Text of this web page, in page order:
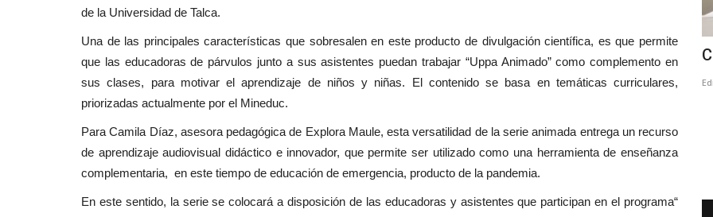
de la Universidad de Talca.
Una de las principales características que sobresalen en este producto de divulgación científica, es que permite
que las educadoras de párvulos junto a sus asistentes puedan trabajar “Uppa Animado” como complemento en
sus clases, para motivar el aprendizaje de niños y niñas. El contenido se basa en temáticas curriculares,
priorizadas actualmente por el Mineduc.
Para Camila Díaz, asesora pedagógica de Explora Maule, esta versatilidad de la serie animada entrega un recurso
de aprendizaje audiovisual didáctico e innovador, que permite ser utilizado como una herramienta de enseñanza
complementaria, en este tiempo de educación de emergencia, producto de la pandemia.
En este sentido, la serie se colocará a disposición de las educadoras y asistentes que participan en el programa“
evaluación
técnica que
Linares: alcalde Mario Meza confirma
realización de la...
Editora Agosto 5, 2026 934
El jefe comunal, dijo tener la convicción que el Concejo
Municipal aprobará el Programa...
Abogado Salvador Concha: Marcelo
Campos Vergara seguirá...
El jurista, explicó que la sentencia por el delito de injurias y
calumnias dictaminada...